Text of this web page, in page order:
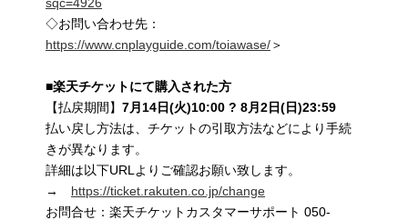
◇お問い合わせ先：
https://www.cnplayguide.com/toiawase/＞
■楽天チケットにて購入された方
【払戻期間】 7月 14日(火)10:00 ? 8月 2日(日)23:59
払い戻し方法は、チケットの引取方法などにより手続
きが異なります。
詳細は以下URLよりご確認お願い致します。
→ https://ticket.rakuten.co.jp/change
お問合せ：楽天チケットカスタマーサポート 050-